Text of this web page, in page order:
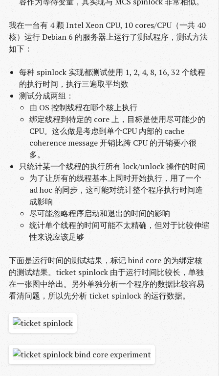
我在一台有 4 颗 Intel Xeon CPU, 10 cores/CPU（一共 40
核）运行 Debian 6 的服务器上运行了测试程序，测试方法
如下：
每种 spinlock 实现都测试使用 1, 2, 4, 8, 16, 32 个线程
的执行时间，执行三遍取平均数
测试分成两组：
由 OS 控制线程在哪个核上执行
绑定线程到特定的 core 上，目标是使用尽可能少的
CPU。这么做是考虑到单个CPU 内部的 cache
coherence message 开销比跨 CPU 的开销要小很
多。
只统计某一个线程的执行所有 lock/unlock 操作的时间
为了让所有的线程基本上同时开始执行，用了一个
ad hoc 的同步，这可能对统计整个程序执行时间造
成影响
尽可能忽略程序启动和退出的时间的影响
统计单个线程的时间可能不太精确，但对于比较伸缩
性来说应该足够
下面是运行时间的测试结果，标记 bind core 的为绑定核
的测试结果。ticket spinlock 由于运行时间比较长，单独
在一张图中给出。另外单独分析一个程序的数据比较容易
看清问题，所以先分析 ticket spinlock 的运行数据。